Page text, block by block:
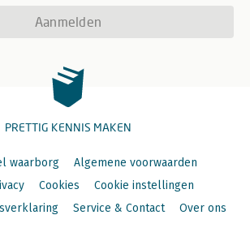
Aanmelden
PRETTIG KENNIS MAKEN
waarborg
Algemene voorwaarden
Cookies
Cookie instellingen
Service & Contact Over ons